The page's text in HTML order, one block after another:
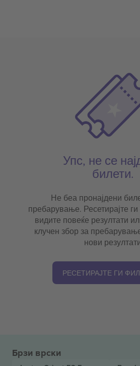
Упс, не се
билети.
Не беа пронајдени
пребарување. Ресетирајте
видите повеќе резултати
клучен збор за
нови
РЕСЕТИРАЈТЕ ГИ
Брзи врски